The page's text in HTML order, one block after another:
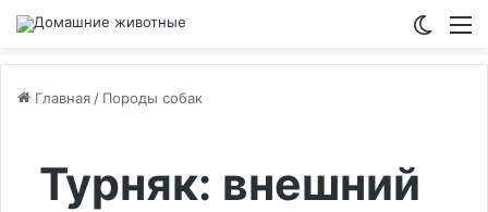
Главная / Породы собак
Турняк: внешний